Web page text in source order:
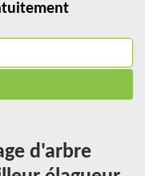
d'arbre